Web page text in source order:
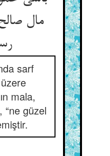
مال
رسول‌‌
sarf
mala,
“ne güzel